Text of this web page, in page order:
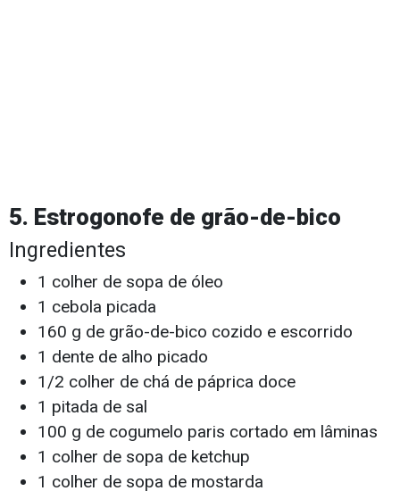
5. Estrogonofe de grão-de-bico
Ingredientes
1 colher de sopa de óleo
1 cebola picada
160 g de grão-de-bico cozido e escorrido
1 dente de alho picado
1/2 colher de chá de páprica doce
1 pitada de sal
100 g de cogumelo paris cortado em lâminas
1 colher de sopa de ketchup
1 colher de sopa de mostarda